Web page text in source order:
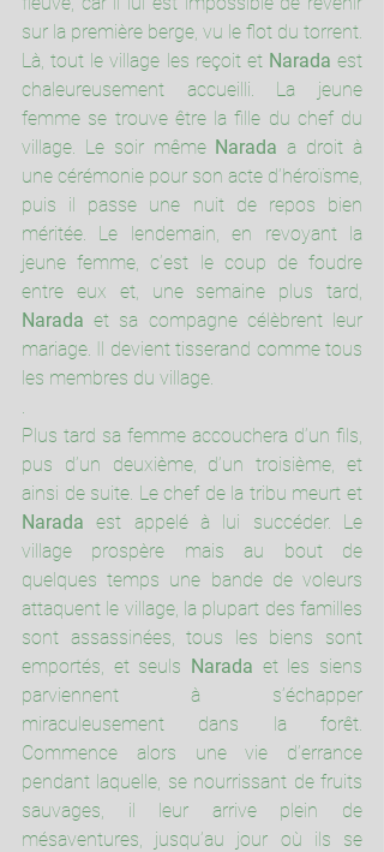
sur la première berge, vu le flot du torrent.
Là, tout le village les reçoit et Narada est
chaleureusement accueilli. La jeune
femme se trouve être la fille du chef du
village. Le soir même Narada a droit à
une cérémonie pour son acte d’héroïsme,
puis il passe une nuit de repos bien
méritée. Le lendemain, en revoyant la
jeune femme, c’est le coup de foudre
Narada et sa compagne célèbrent leur
mariage. Il devient tisserand comme tous
les membres du village.
.
Plus tard sa femme accouchera d’un fils,
pus d’un deuxième, d’un troisième, et
Narada est appelé à lui succéder. Le
village prospère mais au bout de
quelques temps une bande de voleurs
attaquent le village, la plupart des familles
sont assassinées, tous les biens sont
emportés, et seuls Narada et les siens
parviennent à s’échapper
miraculeusement dans la forêt.
Commence alors une vie d’errance
pendant laquelle, se nourrissant de fruits
sauvages, il leur arrive plein de
mésaventures, jusqu’au jour où ils se